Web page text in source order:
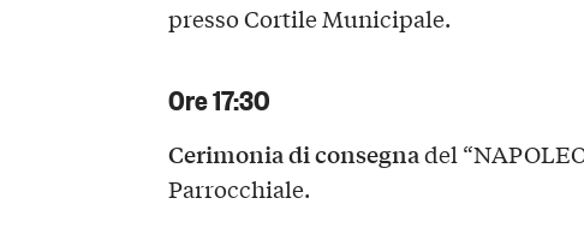
presso Cortile Municipale.
Ore 17:30
Cerimonia di consegnadel
Parrocchiale.